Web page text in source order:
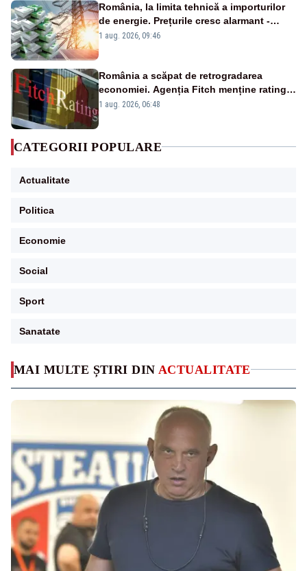
MAI MULTE ȘTIRI DIN ACTUALITATE
România, la limita tehnică a importurilor
de energie. Prețurile cresc alarmant -
Analiză Realitatea Plus
1 aug. 2026, 09:46
România a scăpat de retrogradarea
economiei. Agenția Fitch menține ratingul
„BBB-” cu perspectivă negativă
1 aug. 2026, 06:48
CATEGORII POPULARE
Actualitate
Politica
Economie
Social
Sport
Sanatate